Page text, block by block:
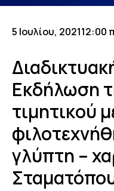
5 Ιουλίου, 202112:00
Εκδήλωση
τιμητικού
γλύπτη –